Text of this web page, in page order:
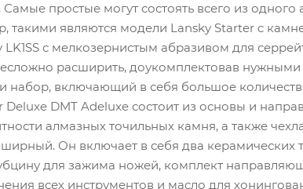
простые могут состоять всего из
являются модели Lansky Starter c
с мелкозернистым абразивом для
расширить, доукомплектовав
набор, включающий в себя большое
Deluxe DMT Adeluxe состоит из основы и
алмазных точильных камня, а также
Он включает в себя два керамических
для зажима ножей, комплект
всех инструментов и масло для